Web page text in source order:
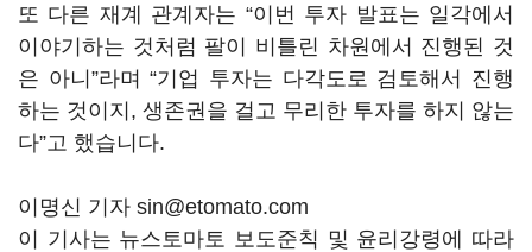
또 다른 재계 관계자는 “이번 투자 발표는 일각에서
이야기하는 것처럼 팔이 비틀린 차원에서 진행된 것
은 아니”라며 “기업 투자는 다각도로 검토해서 진행
하는 것이지, 생존권을 걸고 무리한 투자를 하지 않는
다”고 했습니다.
이명신 기자 sin@etomato.com
이 기사는 뉴스토마토 보도준칙 및 윤리강령에 따라